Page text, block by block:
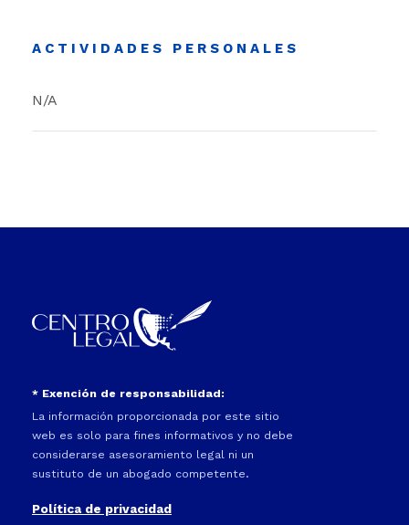
ACTIVIDADES PERSONALES
N/A
* Exención de responsabilidad:
La información proporcionada por este sitio
web es solo para fines informativos y no debe
considerarse asesoramiento legal ni un
sustituto de un abogado competente.
Política de privacidad